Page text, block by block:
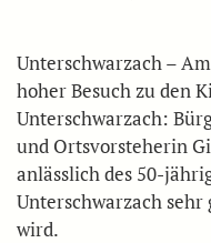
Unterschwarzach –
hoher Besuch zu den
Unterschwarzach:
und Ortsvorsteherin
anlässlich des 50-
Unterschwarzach
wird.